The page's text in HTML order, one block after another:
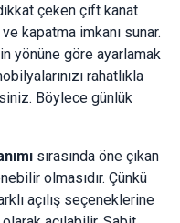
çeken çift kanat
kapatma imkanı sunar.
yönüne göre ayarlamak
rahatlıkla
Böylece günlük
sırasında öne çıkan
olmasıdır. Çünkü
açılış seçeneklerine